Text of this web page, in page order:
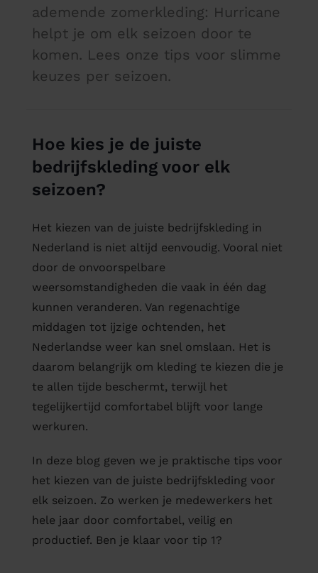
ademende zomerkleding: Hurricane
helpt je om elk seizoen door te
komen. Lees onze tips voor slimme
keuzes per seizoen.
Hoe kies je de juiste
bedrijfskleding voor elk
seizoen?
Het kiezen van de juiste bedrijfskleding in
Nederland is niet altijd eenvoudig. Vooral niet
door de onvoorspelbare
weersomstandigheden die vaak in één dag
kunnen veranderen. Van regenachtige
middagen tot ijzige ochtenden, het
Nederlandse weer kan snel omslaan. Het is
daarom belangrijk om kleding te kiezen die je
te allen tijde beschermt, terwijl het
tegelijkertijd comfortabel blijft voor lange
werkuren.
In deze blog geven we je praktische tips voor
het kiezen van de juiste bedrijfskleding voor
elk seizoen. Zo werken je medewerkers het
hele jaar door comfortabel, veilig en
productief. Ben je klaar voor tip 1?